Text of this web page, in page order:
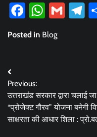
Facebook
Posted in Blog
Post
navigation
Previous:
उत्तराखंड सरकार द्वारा चलाई
“प्रोजेक्ट गौरव” योजना बनेगी
साक्षरता की आधार शिला :